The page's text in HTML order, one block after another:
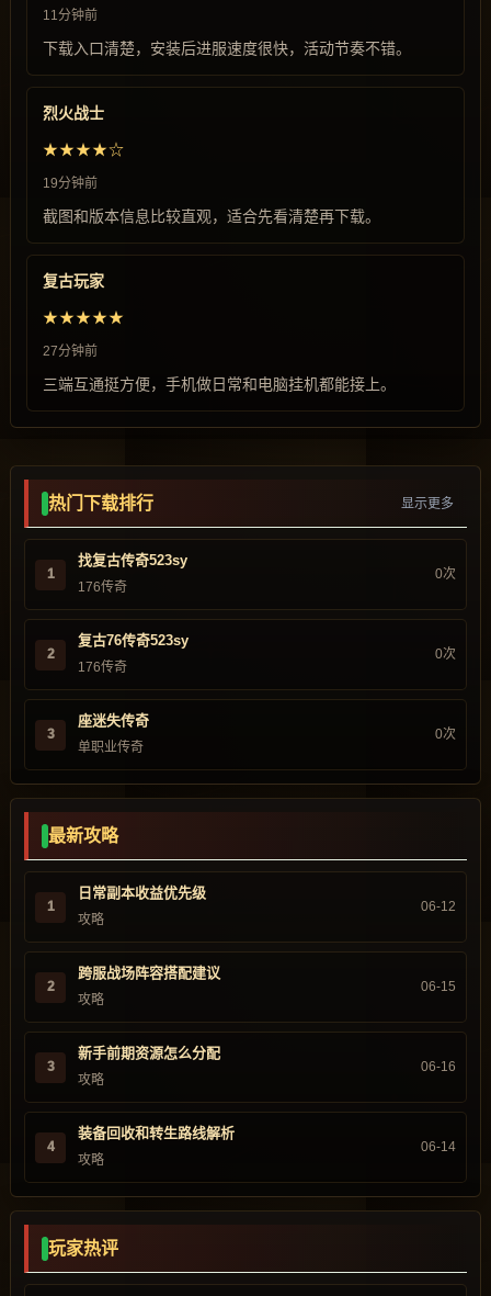
11分钟前
下载入口清楚，安装后进服速度很快，活动节奏不错。
烈火战士
★★★★☆
19分钟前
截图和版本信息比较直观，适合先看清楚再下载。
复古玩家
★★★★★
27分钟前
三端互通挺方便，手机做日常和电脑挂机都能接上。
热门下载排行 显示更多
1
找复古传奇523sy
176传奇
0次
2
复古76传奇523sy
176传奇
0次
3
座迷失传奇
单职业传奇
0次
最新攻略
1
日常副本收益优先级
攻略
06-12
2
跨服战场阵容搭配建议
攻略
06-15
3
新手前期资源怎么分配
攻略
06-16
4
装备回收和转生路线解析
攻略
06-14
玩家热评